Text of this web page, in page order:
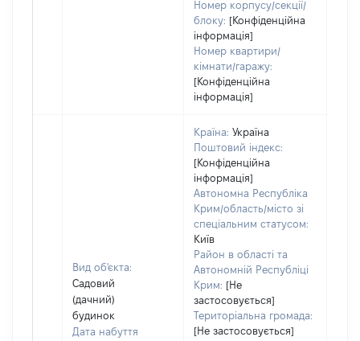
Номер корпусу/секції/
блоку: [Конфіденційна
інформація]
Номер квартири/
кімнати/гаражу:
[Конфіденційна
інформація]
Вид об'єкта:
Садовий
(дачний)
будинок
Дата набуття
Країна: Україна
Поштовий індекс:
[Конфіденційна
інформація]
Автономна Республіка
Крим/область/місто зі
спеціальним статусом:
Київ
Район в області та
Автономній Республіці
Крим: [Не
застосовується]
Територіальна громада:
[Не застосовується]